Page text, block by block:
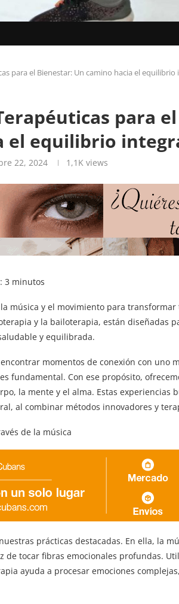
para el Bienestar: Un camino hacia el equilibrio
para
el equilibrio
22, 2024 1,1K views
3 minutos
música y el movimiento para
y la bailoterapia, están diseñadas
y equilibrada.
momentos de conexión con uno
fundamental. Con ese propósito,
la mente y el alma. Estas experiencias
al combinar métodos innovadores y
de la música
prácticas destacadas. En ella, la
de tocar fibras emocionales profundas.
ayuda a procesar emociones